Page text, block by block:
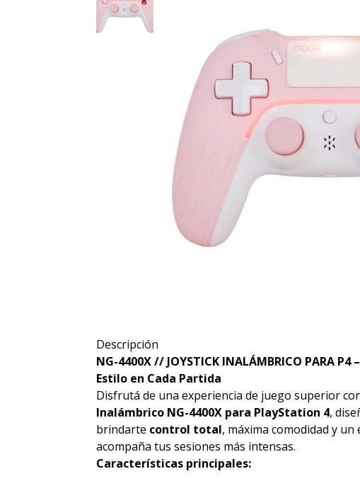
Descripción
NG-4400X // JOYSTICK INALÁMBRICO PARA
Estilo en Cada Partida
Disfrutá de una experiencia de juego superior
Inalámbrico NG-4400X para PlayStation 4,
brindarte control total, máxima comodidad y
acompaña tus sesiones más intensas.
Características principales: